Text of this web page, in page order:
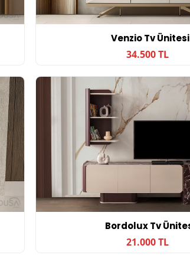
Venzio Tv Ünitesi
34.500 TL
Bordolux Tv
21.000 TL